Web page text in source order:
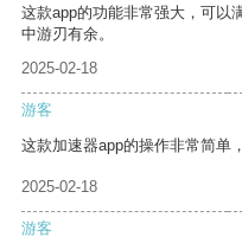
这款app的功能非常强大，可以
中游刃有余。
2025-02-18
游客
这款加速器app的操作非常简单
2025-02-18
游客